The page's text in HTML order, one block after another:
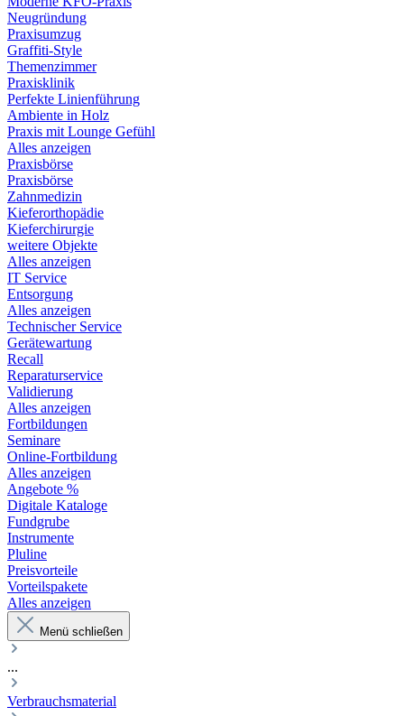
Neugründung
Praxisumzug
Graffiti-Style
Themenzimmer
Praxisklinik
Perfekte Linienführung
Ambiente in Holz
Praxis mit Lounge Gefühl
Alles anzeigen
Praxisbörse
Praxisbörse
Zahnmedizin
Kieferorthopädie
Kieferchirurgie
weitere Objekte
Alles anzeigen
IT Service
Entsorgung
Alles anzeigen
Technischer Service
Gerätewartung
Recall
Reparaturservice
Validierung
Alles anzeigen
Fortbildungen
Seminare
Online-Fortbildung
Alles anzeigen
Angebote %
Digitale Kataloge
Fundgrube
Instrumente
Pluline
Preisvorteile
Vorteilspakete
Alles anzeigen
Menü schließen
...
Verbrauchsmaterial